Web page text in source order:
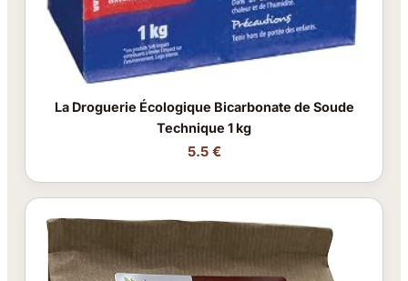
La Droguerie Écologique Bicarbonate de Soude
Technique 1 kg
5.5 €